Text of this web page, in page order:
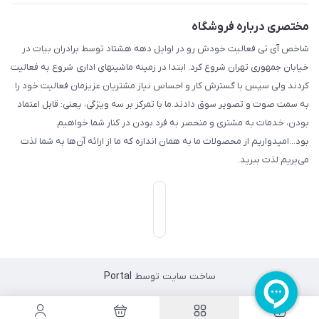
مختصری درباره فروشگاه
شاخص آی تی فعالیت خودش رو در اوایل دهه هشتاد توسط برادران بیات در
خیابان جمهوری تهران شروع کرد. ابتدا در زمینه ماشینهای اداری شروع به فعالیت
کردند ولی سپس با گسترش کار و احساس نیاز مشتریان عزیزمان فعالیت خود را
به سمت صوت و تصویر سوق دادند.ما با تمرکز بر سه ویژگی، یعنی: قابل اعتماد
بودن، خدمات به مشتری و منحصر به فرد بودن در کنار شما خواهیم
بود...امیدواریم از محصولات ما به همان اندازه که ما از ارائه آن‌ها به شما لذت
می‌‌بریم لذت ببرید.
ساخت سایت توسط Portal